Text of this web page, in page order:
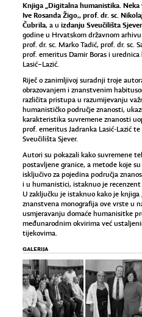
Knjiga „Digitalna humanistika.
Ive Rosanda Žigo,, prof. dr. sc.
Čubrila, a u izdanju Sveučilišta Sjever
godine u Hrvatskom državnom
prof. dr. sc. Marko Tadić, prof. dr. sc.
prof. emeritus Damir Boras i
Lasić–Lazić.
Riječ o zanimljivoj suradnji troje
obrazovanjem i znanstvenim
različita pristupa u razumijevanju
humanističko područje znanosti,
karakteristika suvremene znanosti
prof. emeritus Jadranka Lasić-Lazić
Sveučilišta Sjever.
Autori su pokazali kako suvremene
postavljene granice, a metode koje
isključivo za pojedina područja
i u humanistici, istaknuo je
U zaključku je istaknuo kako je
znanstvena monografija ove vrste u
usmjeravanju domaće humanisitke
međunarodnim okvirima već
tijekovima.
GALERIJA